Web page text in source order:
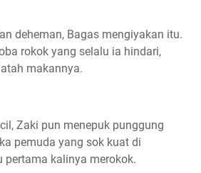
deheman, Bagas mengiyakan itu.
rokok yang selalu ia hindari,
makannya.
Zaki pun menepuk punggung
pemuda yang sok kuat di
pertama kalinya merokok.